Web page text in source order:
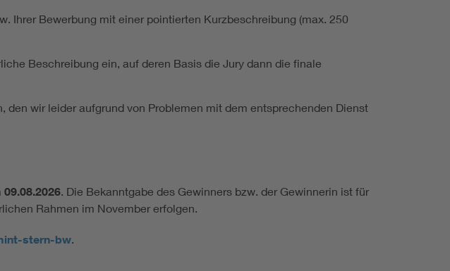
Ihrer Bewerbung mit einer pointierten Kurzbeschreibung (max. 250
Beschreibung ein, auf deren Basis die Jury dann die finale
wir leider aufgrund von Problemen mit dem entsprechenden Dienst
. Die Bekanntgabe des Gewinners bzw. der Gewinnerin ist für
Rahmen im November erfolgen.
stern-bw.